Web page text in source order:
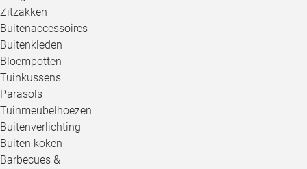
Zitzakken
Buitenaccessoires
Buitenkleden
Bloempotten
Tuinkussens
Parasols
Tuinmeubelhoezen
Buitenverlichting
Buiten koken
Barbecues &